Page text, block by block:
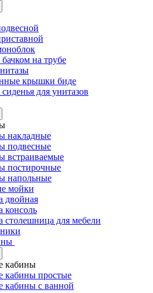
на трубе
крышки биде
для унитазов
накладные
подвесные
встраиваемые
постирочные
напольные
мойки
двойная
консоль
столешница для мебели
кабины
кабины простые
кабины с ванной